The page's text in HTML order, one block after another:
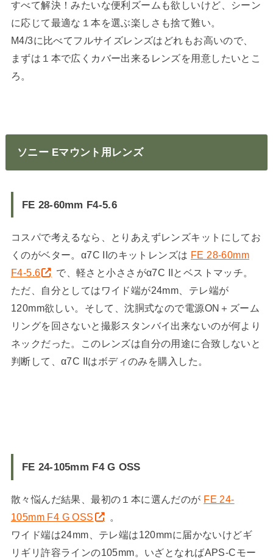
すべて解決！みたいな便利ズームも欲しいけど、シーン
に応じて最適な１本を選ぶ楽しさも捨て難い。
M4/3に比べてフルサイズレンズはどれもお高いので、
まずは１本で広くカバー出来るレンズを用意したいとこ
ろ。
ソニー Eマウント用レンズ
FE 28-60mm F4-5.6
コスパで考えるなら、とりあえずレンズキットにしてお
くのがベター。α7C IIのキットレンズは FE 28-60mm
F4-5.6
で、軽さと小ささがα7C IIとベストマッチ。
ただ、自分としてはワイド端が24mm、テレ端が
120mm欲しい。そして、沈胴式なので電源ON＋ズーム
リングを回さないと撮影スタンバイ出来ないのが何より
ネックだった。このレンズは自分の用途に合致しないと
判断して、α7C IIはボディのみを購入した。
FE 24-105mm F4 G OSS
散々悩んだ結果、最初の１本に選んだのが FE 24-
105mm F4 G OSS
。
ワイド端は24mm、テレ端は120mmに届かないけどギ
リギリ許容ラインの105mm。いざとなればAPS-Cモー